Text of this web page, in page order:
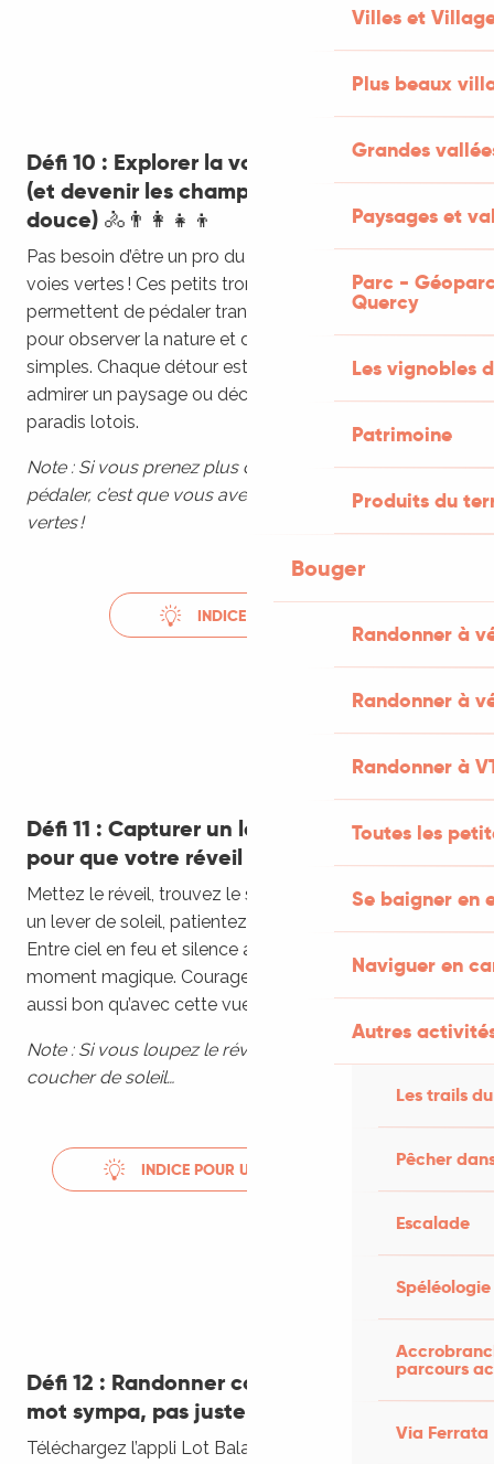
Villes et
Plus beaux
Grandes
Paysages et
Parc -
Quercy
Les vignobles
Patrimoine
Produits du
Bouger
Randonner à
Randonner à
Randonner à
Toutes les
Se baigner en
Naviguer en
Autres
Les trails
Pêcher
Escalade
Spéléologie
parcours
Via Ferrata
Défi 10 : Explorer la voie verte en famille
(et devenir les champions de la balade
douce) 🚴‍👨‍👩‍👧‍👦
Pas besoin d’être un pro du vélo pour profiter des
voies vertes ! Ces petits tronçons adaptés aux familles
permettent de pédaler tranquillement, de s’arrêter
pour observer la nature et de partager des moments
simples. Chaque détour est une opportunité pour
admirer un paysage ou découvrir un petit coin de
paradis lotois.
Note : Si vous prenez plus de temps à admirer qu’à
pédaler, c’est que vous avez saisi l’esprit des voies
vertes !
INDICE NATURE...
Défi 11 : Capturer un lever de soleil (et prier
pour que votre réveil sonne)
Mettez le réveil, trouvez le spot parfait pour admirer
un lever de soleil, patientez et ouvrez grand les yeux…
Entre ciel en feu et silence apaisant, immortalisez ce
moment magique. Courage : le café n’a jamais été
aussi bon qu’avec cette vue incroyable.
Note : Si vous loupez le réveil, il vous reste toujours le
coucher de soleil…
INDICE POUR UN SPOT DE RÊVE...
Défi 12 : Randonner connecté (et laisser un
mot sympa, pas juste un selfie) 🗺️
Téléchargez l’appli Lot Balades & Patrimoines, suivez